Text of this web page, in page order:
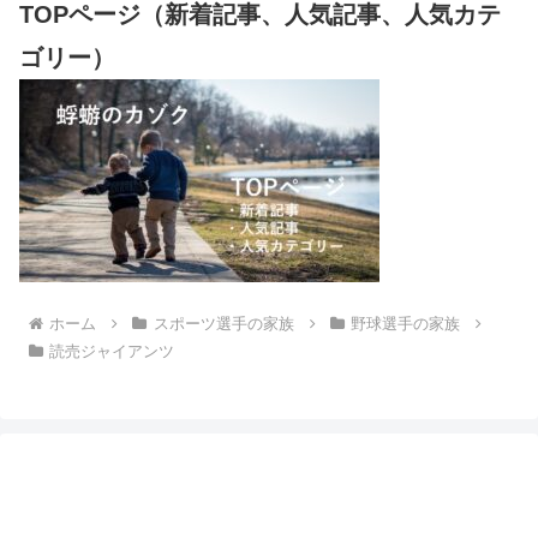
TOPページ（新着記事、人気記事、人気カテ
ゴリー）
ホーム スポーツ選手の家族
野球選手の家族
読売ジャイアンツ